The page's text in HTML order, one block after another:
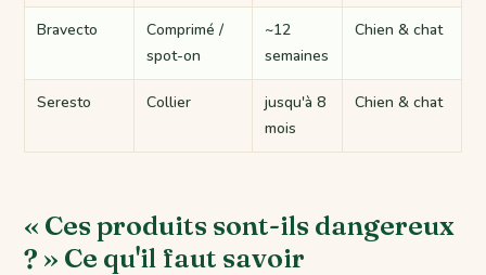
Bravecto
Comprimé /
spot-on
~12
semaines
Chien & chat
Seresto Collier
jusqu'à 8
mois
Chien & chat
« Ces produits sont-ils dangereux
? » Ce qu'il faut savoir